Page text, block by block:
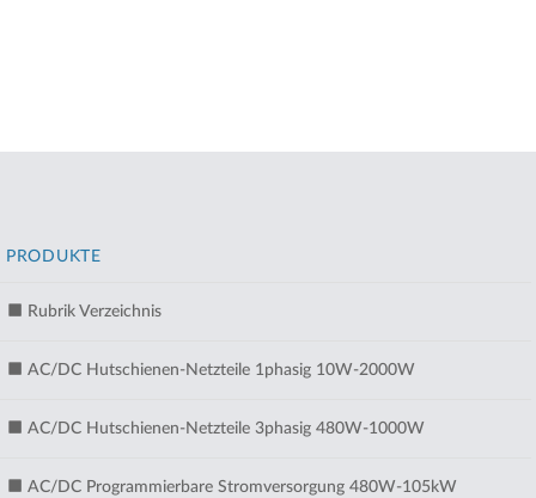
PRODUKTE
Rubrik Verzeichnis
AC/DC Hutschienen-Netzteile 1phasig 10W-2000W
AC/DC Hutschienen-Netzteile 3phasig 480W-1000W
AC/DC Programmierbare Stromversorgung 480W-105kW